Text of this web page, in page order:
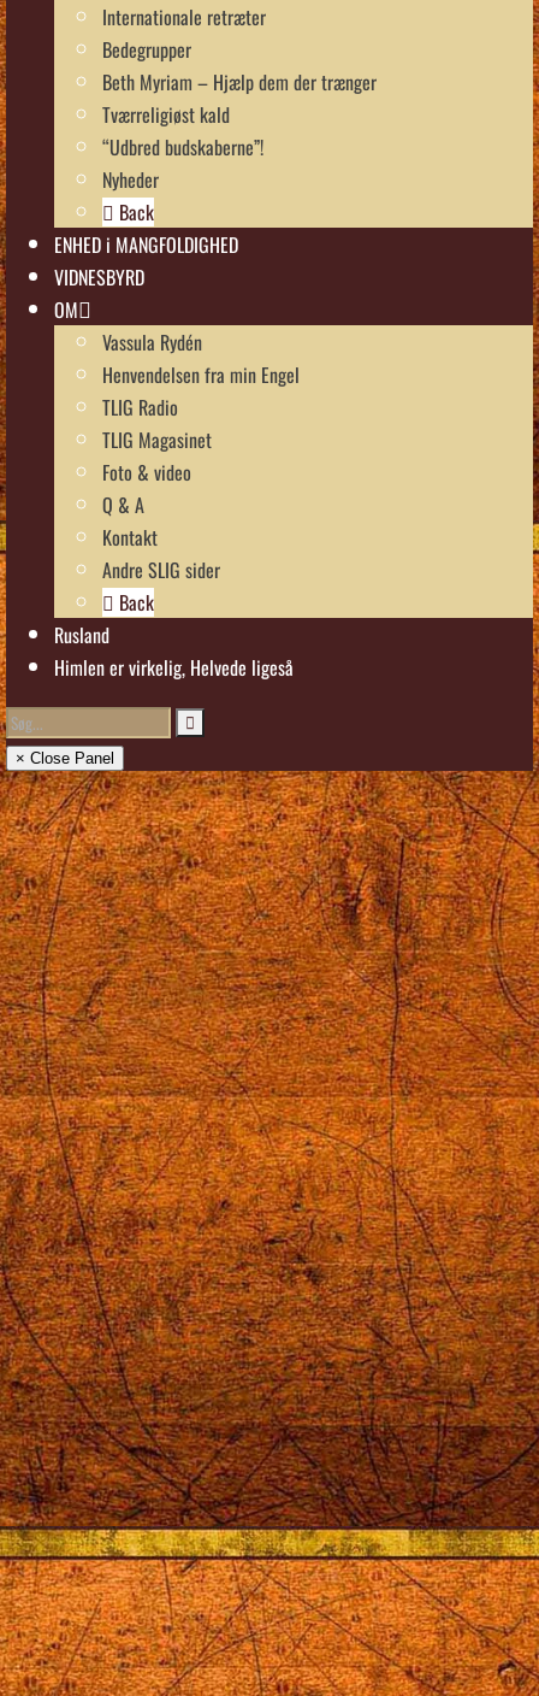
Internationale retræter
Bedegrupper
Beth Myriam – Hjælp dem der trænger
Tværreligiøst kald
“Udbred budskaberne”!
Nyheder
Back
ENHED i MANGFOLDIGHED
VIDNESBYRD
OM
Vassula Rydén
Henvendelsen fra min Engel
TLIG Radio
TLIG Magasinet
Foto & video
Q & A
Kontakt
Andre SLIG sider
Back
Rusland
Himlen er virkelig, Helvede ligeså
× Close Panel